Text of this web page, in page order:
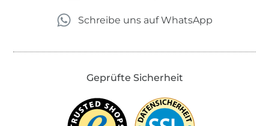
Schreibe uns auf WhatsApp
Geprüfte Sicherheit